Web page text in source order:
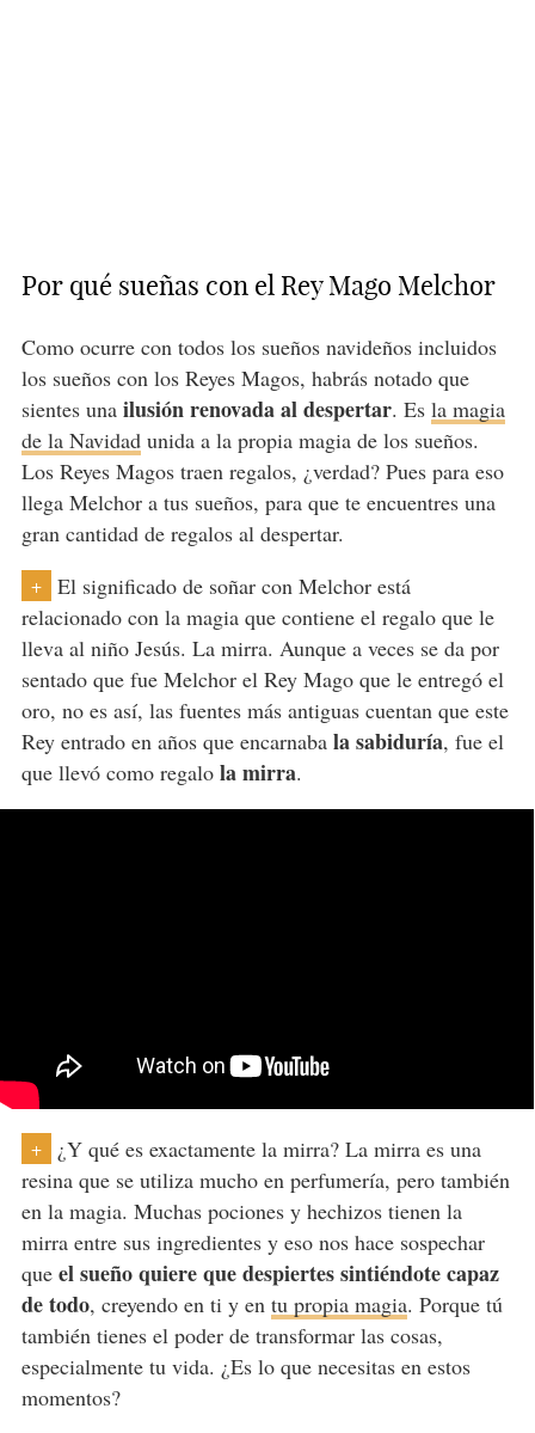
Por qué sueñas con el Rey Mago Melchor
Como ocurre con todos los sueños navideños incluidos
los sueños con los Reyes Magos, habrás notado que
sientes una ilusión renovada al despertar. Es la magia
de la Navidadunida a la propia magia de los sueños.
Los Reyes Magos traen regalos, ¿verdad? Pues para eso
llega Melchor a tus sueños, para que te encuentres una
gran cantidad de regalos al despertar.
+
El significado de soñar con Melchor está
relacionado con la magia que contiene el regalo que le
lleva al niño Jesús. La mirra. Aunque a veces se da por
sentado que fue Melchor el Rey Mago que le entregó el
oro, no es así, las fuentes más antiguas cuentan que este
Rey entrado en años que encarnaba la sabiduría, fue el
que llevó como regalo la mirra.
+
¿Y qué es exactamente la mirra? La mirra es una
resina que se utiliza mucho en perfumería, pero también
en la magia. Muchas pociones y hechizos tienen la
mirra entre sus ingredientes y eso nos hace sospechar
que el sueño quiere que despiertes sintiéndote capaz
de todo, creyendo en ti y en tu propia magia. Porque tú
también tienes el poder de transformar las cosas,
especialmente tu vida. ¿Es lo que necesitas en estos
momentos?